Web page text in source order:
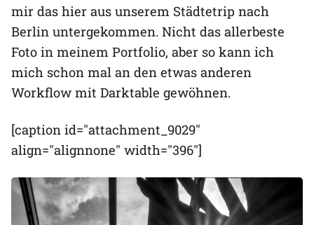
mir das hier aus unserem Städtetrip nach
Berlin untergekommen. Nicht das allerbeste
Foto in meinem Portfolio, aber so kann ich
mich schon mal an den etwas anderen
Workflow mit Darktable gewöhnen.
[caption id="attachment_9029"
align="alignnone" width="396"]